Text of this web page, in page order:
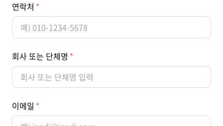
연락처
회사 또는 단체명
이메일